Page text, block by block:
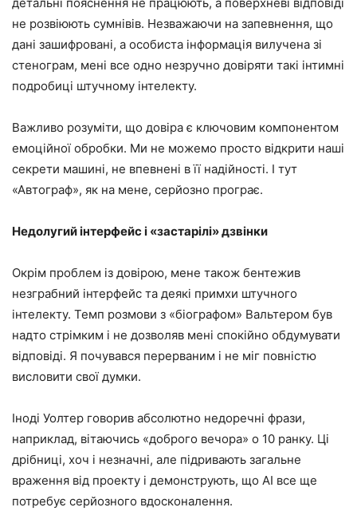
не розвіюють сумнівів. Незважаючи на запевнення, що
дані зашифровані, а особиста інформація вилучена зі
стенограм, мені все одно незручно довіряти такі інтимні
подробиці штучному інтелекту.
Важливо розуміти, що довіра є ключовим компонентом
емоційної обробки. Ми не можемо просто відкрити наші
секрети машині, не впевнені в її надійності. І тут
«Автограф», як на мене, серйозно програє.
Недолугий інтерфейс і «застарілі» дзвінки
Окрім проблем із довірою, мене також бентежив
незграбний інтерфейс та деякі примхи штучного
інтелекту. Темп розмови з «біографом» Вальтером був
надто стрімким і не дозволяв мені спокійно обдумувати
відповіді. Я почувався перерваним і не міг повністю
висловити свої думки.
Іноді Уолтер говорив абсолютно недоречні фрази,
наприклад, вітаючись «доброго вечора» о 10 ранку. Ці
дрібниці, хоч і незначні, але підривають загальне
враження від проекту і демонструють, що AI все ще
потребує серйозного вдосконалення.